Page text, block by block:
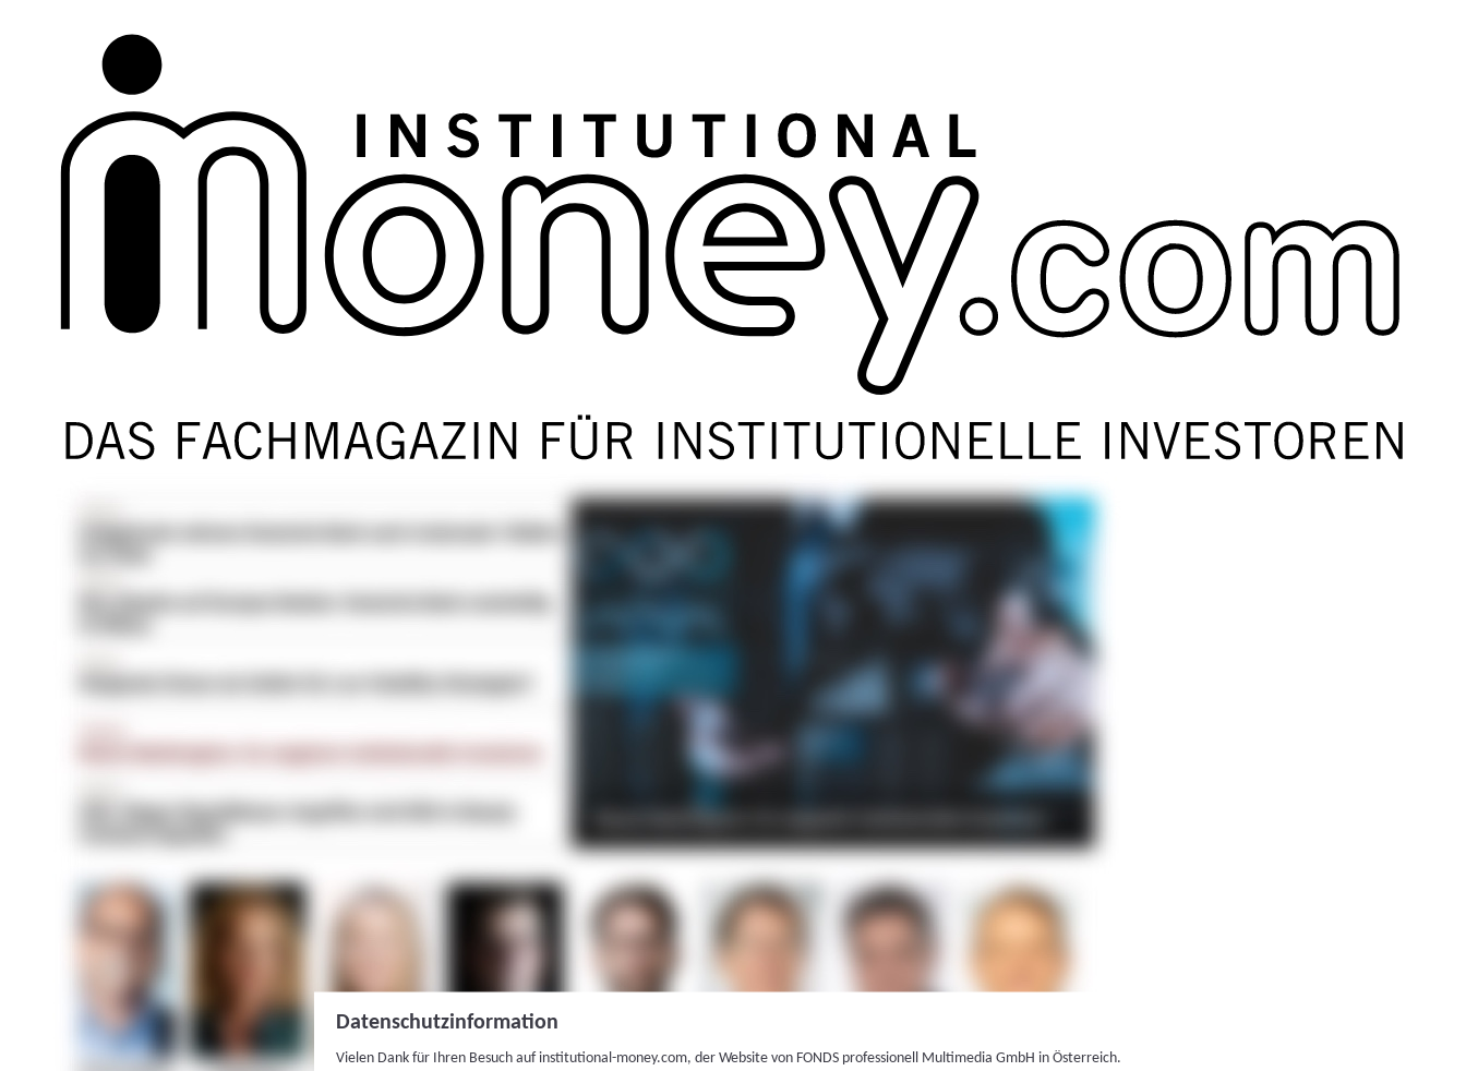
Datenschutzinformation
Vielen Dank für Ihren Besuch auf institutional-money.com, der Website von FONDS professionell Multimedia GmbH in Österreich.